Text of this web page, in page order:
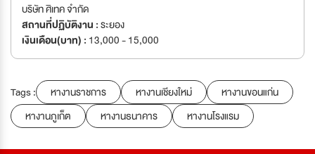
บริษัท ศิเทค จำกัด
สถานที่ปฏิบัติงาน :ระยอง
เงินเดือน(บาท) : 13,000 - 15,000
Tags : หางานราชการ หางานเชียงใหม่
หางานขอนแก่น
หางานภูเก็ต
หางานธนาคาร หางานโรงแรม